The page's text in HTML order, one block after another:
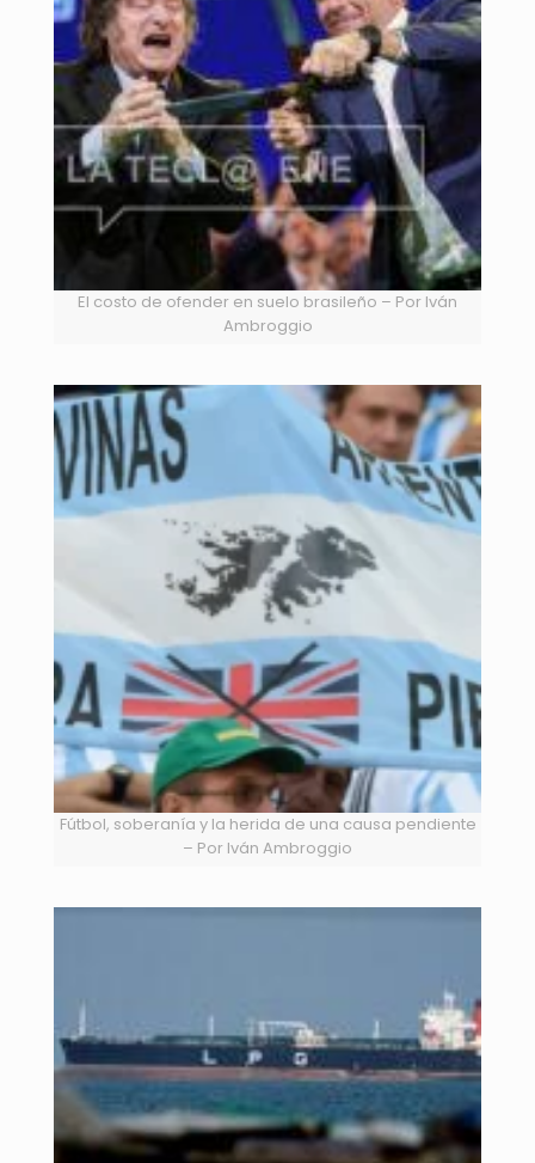
El costo de ofender en suelo brasileño – Por Iván
Ambroggio
Fútbol, soberanía y la herida de una causa pendiente
– Por Iván Ambroggio